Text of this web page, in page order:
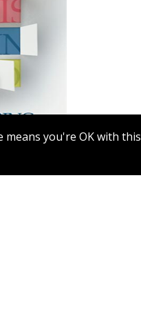
you're OK with this.